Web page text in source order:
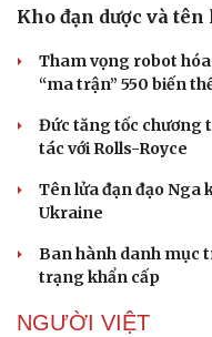
Doanh nghiệp 24h
Vì cộng đồng
Kho đạn dược và
Tham vọng robot
“ma trận” 550 biến
Đức tăng tốc chương
tác với Rolls-Royce
Tên lửa đạn đạo Nga
Ukraine
Ban hành danh mục
trạng khẩn cấp
NGƯỜI VIỆT